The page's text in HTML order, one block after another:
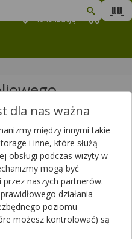
lokalizację
(89)
dla nas ważna
między innymi takie
i inne, które służą
obsługi podczas wizyty w
mogą być
naszych partnerów.
działania
poziomu
możesz kontrolować) są